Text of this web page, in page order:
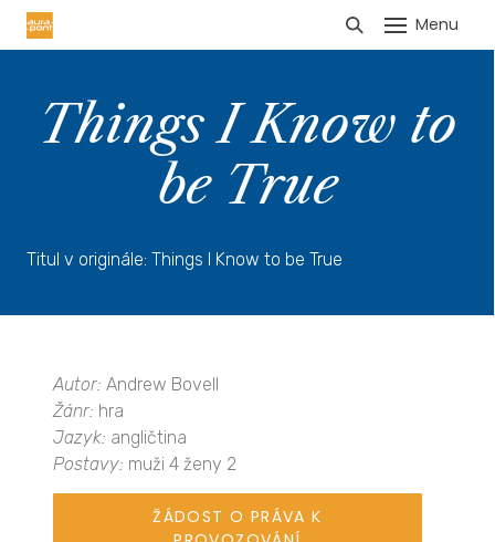
Menu
Things I Know to
be True
Titul v originále: Things I Know to be True
Autor: Andrew Bovell
Žánr: hra
Jazyk: angličtina
Postavy: muži 4 ženy 2
ŽÁDOST O PRÁVA K